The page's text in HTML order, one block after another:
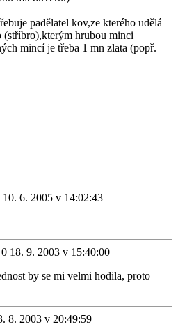
padělatel kov,ze kterého udělá
(stříbro),kterým hrubou minci
mincí je třeba 1 mn zlata (popř.
10. 6. 2005 v 14:02:43
18. 9. 2003 v 15:40:00
by se mi velmi hodila, proto
8. 2003 v 20:49:59